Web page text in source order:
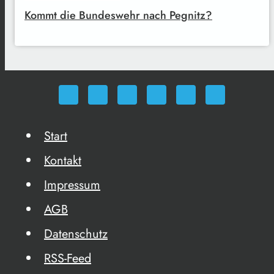
Kommt die Bundeswehr nach Pegnitz?
Start
Kontakt
Impressum
AGB
Datenschutz
RSS-Feed